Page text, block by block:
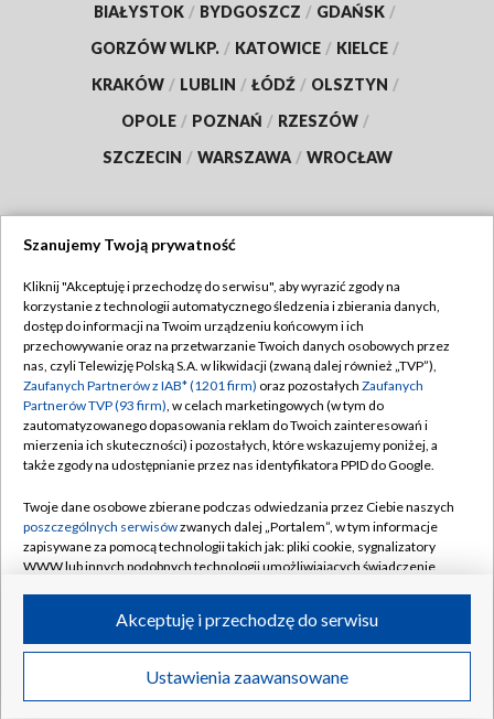
BIAŁYSTOK / BYDGOSZCZ / GDAŃSK /
GORZÓW WLKP. / KATOWICE / KIELCE /
KRAKÓW / LUBLIN / ŁÓDŹ / OLSZTYN /
OPOLE / POZNAŃ / RZESZÓW /
SZCZECIN / WARSZAWA / WROCŁAW
TVP
Abonament TVP
Emisja w TVP
Centrum informacji TVP
Naziemna Telewizja Cyfrowa
Rada Programowa
System NOS
Informacje o nadawcy
Program dla prasy
Ogłoszenie przetargowe
Regulamin TVP
Polityka prywatności
Moje zgody
Pomoc
Kontakt
Kanały
©2026 Telewizja Polska S.A. w likwidacji
Szanujemy Twoją prywatność
Kliknij "Akceptuję i przechodzę do serwisu", aby wyrazić zgody na
korzystanie z technologii automatycznego śledzenia i zbierania danych,
dostęp do informacji na Twoim urządzeniu końcowym i ich
przechowywanie oraz na przetwarzanie Twoich danych osobowych przez
nas, czyli Telewizję Polską S.A. w likwidacji (zwaną dalej również „TVP”),
Zaufanych Partnerów z IAB* (1201 firm) oraz pozostałych Zaufanych
Partnerów TVP (93 firm), w celach marketingowych (w tym do
zautomatyzowanego dopasowania reklam do Twoich zainteresowań i
mierzenia ich skuteczności) i pozostałych, które wskazujemy poniżej, a
także zgody na udostępnianie przez nas identyfikatora PPID do Google.
Twoje dane osobowe zbierane podczas odwiedzania przez Ciebie naszych
poszczególnych serwisówzwanych dalej „Portalem”, w tym informacje
zapisywane za pomocą technologii takich jak: pliki cookie, sygnalizatory
WWW lub innych podobnych technologii umożliwiających świadczenie
ruchu w Internecie.
Twoje dane osobowe zbierane podczas odwiedzania przez Ciebie
poszczególnych serwisówna Portalu, takie jak adresy IP, identyfikatory
Ustawienia zaawansowane
Akceptuję i przechodzę do serwisu